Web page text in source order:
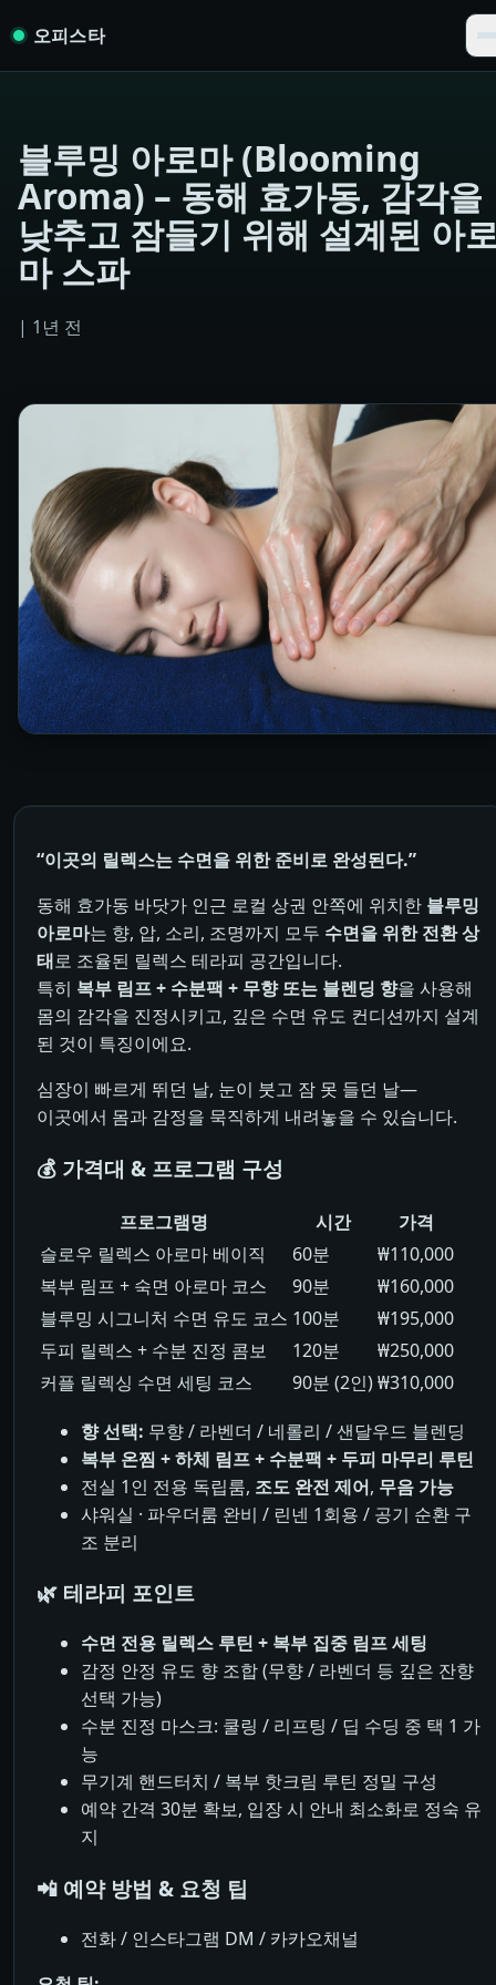
오피스타
블루밍 아로마 (Blooming
Aroma) – 동해 효가동, 감각을
낮추고 잠들기 위해 설계된 아
마 스파
| 1년 전
“이곳의 릴렉스는 수면을 위한 준비로 완성된다.”
동해 효가동 바닷가 인근 로컬 상권 안쪽에 위치한 블루밍
아로마는 향, 압, 소리, 조명까지 모두 수면을 위한 전환 상
태로 조율된 릴렉스 테라피 공간입니다.
특히 복부 림프 + 수분팩 + 무향 또는 블렌딩 향을 사용해
몸의 감각을 진정시키고, 깊은 수면 유도 컨디션까지 설계
된 것이 특징이에요.
심장이 빠르게 뛰던 날, 눈이 붓고 잠 못 들던 날—
이곳에서 몸과 감정을 묵직하게 내려놓을 수 있습니다.
💰 가격대 & 프로그램 구성
프로그램명 시간
가격
슬로우 릴렉스 아로마 베이직
60분
₩110,000
복부 림프 + 숙면 아로마 코스
90분
₩160,000
블루밍 시그니처 수면 유도 코스 100분
₩195,000
두피 릴렉스 + 수분 진정 콤보
120분
₩250,000
커플 릴렉싱 수면 세팅 코스
90분 (2인)₩310,000
향 선택: 무향 / 라벤더 / 네롤리 / 샌달우드 블렌딩
복부 온찜 + 하체 림프 + 수분팩 + 두피 마무리 루틴
전실 1인 전용 독립룸, 조도 완전 제어, 무음 가능
샤워실 · 파우더룸 완비 / 린넨 1회용 / 공기 순환 구
조 분리
🌿 테라피 포인트
수면 전용 릴렉스 루틴 + 복부 집중 림프 세팅
감정 안정 유도 향 조합 (무향 / 라벤더 등 깊은 잔향
선택 가능)
수분 진정 마스크: 쿨링 / 리프팅 / 딥 수딩 중 택 1 가
능
무기계 핸드터치 / 복부 핫크림 루틴 정밀 구성
예약 간격 30분 확보, 입장 시 안내 최소화로 정숙 유
지
📲 예약 방법 & 요청 팁
전화 / 인스타그램 DM / 카카오채널